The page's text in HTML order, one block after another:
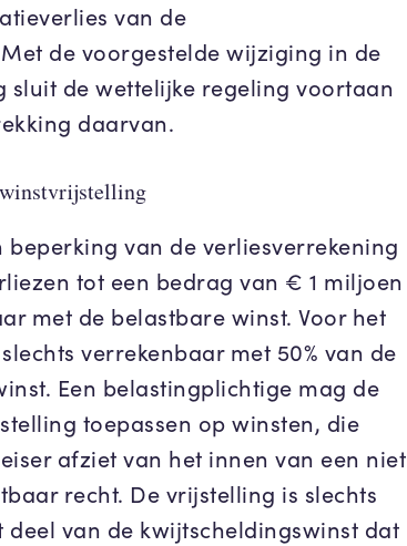
van de
de voorgestelde wijziging in de
sluit de wettelijke regeling voortaan
daarvan.
beperking van de verliesverrekening
tot een bedrag van € 1 miljoen
met de belastbare winst. Voor het
verrekenbaar met 50% van de
Een belastingplichtige mag de
toepassen op winsten, die
afziet van het innen van een niet
recht. De vrijstelling is slechts
van de kwijtscheldingswinst dat